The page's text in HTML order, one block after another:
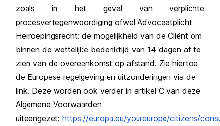
zoals in het geval van verplichte
procesvertegenwoordiging ofwel Advocaatplicht.
Herroepingsrecht: de mogelijkheid van de Cliënt om
binnen de wettelijke bedenktijd van 14 dagen af te
zien van de overeenkomst op afstand. Zie hiertoe
de Europese regelgeving en uitzonderingen via de
link. Deze worden ook verder in artikel C van deze
Algemene Voorwaarden
uiteengezet: https://europa.eu/youreurope/citizens/